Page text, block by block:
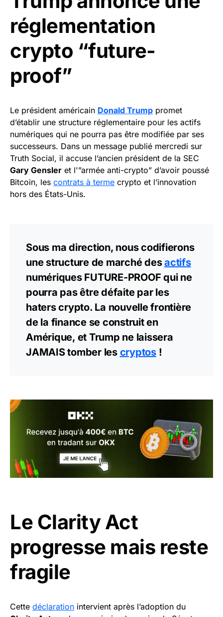
réglementation
crypto “future-
proof”
Le président américain Donald Trump promet
d’établir une structure réglementaire pour les actifs
numériques qui ne pourra pas être modifiée par ses
successeurs. Dans un message publié mercredi sur
Truth Social, il accuse l’ancien président de la SEC
Gary Gensler et l'”armée anti-crypto” d’avoir poussé
Bitcoin, les contrats à terme crypto et l’innovation
hors des États-Unis.
Sous ma direction, nous codifierons
une structure de marché desactifs
numériques FUTURE-PROOF qui ne
pourra pas être défaite par les
haters crypto. La nouvelle frontière
de la finance se construit en
Amérique, et Trump ne laissera
JAMAIS tomber les cryptos!
Le Clarity Act
progresse mais reste
fragile
Cette déclaration intervient après l’adoption du